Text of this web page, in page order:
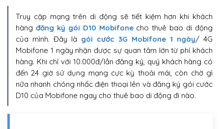
Truy cập mạng trên di động sẽ tiết kiệm hơn khi khách
hàng đăng ký gói D10 Mobifonecho thuê bao di động
của mình. Đây là gói cước 3G Mobifone 1 ngày/ 4G
Mobifone 1 ngày nhận được sự quan tâm lớn từ phí khách
hàng. Khi chỉ với 10.000đ/lần đăng ký, quý khách hàng có
đến 24 giờ sử dụng mạng cực kỳ thoải mái, còn chờ gì
nữa nhanh chóng nhấc điện thoại lên và đăng ký gói cước
D10 của Mobifone ngay cho thuê bao di động đi nào.